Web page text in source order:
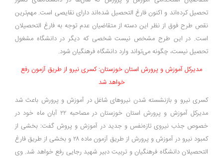
تحصیل کرده‌اند و اکنون فارغ التحصیل شده‌اند دارای نقایصی است. مهم‌ترین
نقص طرح فوق از نظر این دسته از متقاضیان عدم توجه به فارغ التحصیلان
است. در این طرح مشخص نیست شخصی که دیگر در دانشگاه مشغول
تحصیل نیست، چگونه می‌تواند وارد دانشگاه فرهنگیان شود.
مدیرکل آموزش و پرورش استان خوزستان: کسری نیرو از طریق آزمون رفع
خواهد شد
کسری نیرو و بازنشسته شدن نیروهای شاغل در آموزش و پرورش باعث شد
مدیرکل آموزش و پرورش استان خوزستان در مصاحبه ۲۲ آبان ماه خود در
خصوص جذب نیروی تازه‌نفس و جدید در آموزش و پروش گفت: بخشی از
کمبود نیرو در آموزش و پرورش از طریق آزمون ماده ۲۸ و بخشی از طریق فارغ
التحصیلان دانشگاه فرهنگیان و تربیت دبیر شهید رجایی رفع خواهد شد. وی